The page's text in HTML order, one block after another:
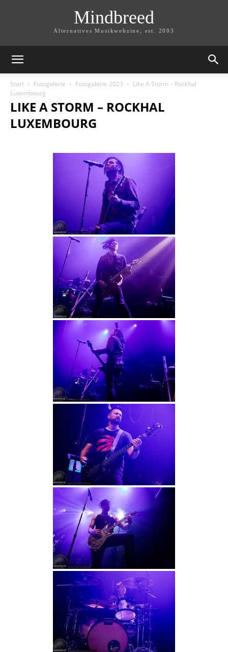
Mindbreed
Alternatives Musikwebzine, est. 2003
Start Fotogalerie Fotogalerie 2023
Like A Storm – Rockhal
Luxembourg
LIKE A STORM – ROCKHAL
LUXEMBOURG